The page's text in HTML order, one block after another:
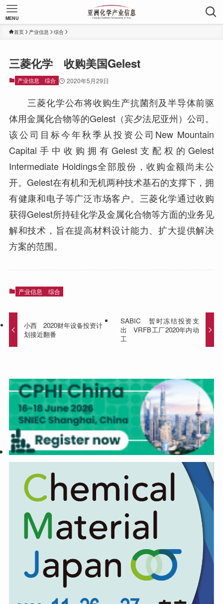
MENU
首页 产业信息 综合
三菱化学 收购美国Gelest
产业信息 综合 2020年5月29日
三菱化学公布将收购生产抗菌剂及半导体前驱
体用金属化合物等的Gelest（宾夕法尼亚州）公司。
该公司目标今年秋季从投资公司New Mountain
Capital手中收购拥有Gelest支配权的Gelest
Intermediate Holdings全部股份，收购金额尚未公
开。Gelest在有机和无机两种技术基石的支撑下，拥
有健康和电子等广泛市场客户。三菱化学通过收购
获得Gelest所持硅化学及金属化合物等方面的业务见
解和技术，旨在提高材料设计能力、扩大提供解决
方案的范围。
产业信息 综合
小西 2020财年设备投资计
划接近翻番
SABIC 暂时冻结投资支
出 VRFB工厂2020年内动
工